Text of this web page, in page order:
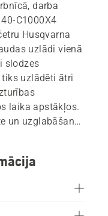
darba
C1000X4
Husqvarna
uzlādi vienā
slodzes
uzlādēti ātri
laika apstākļos.
un uzglabāšana
nav iekļautas.